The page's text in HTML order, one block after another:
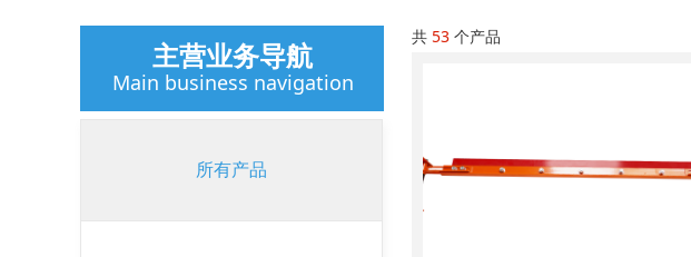
所有产品
共 53 个产品
主营业务导航
Main business navigation